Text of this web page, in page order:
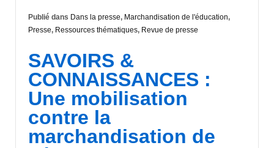
Publié dans Dans la presse, Marchandisation de l'éducation,
Presse, Ressources thématiques, Revue de presse
SAVOIRS &
CONNAISSANCES :
Une mobilisation
contre la
marchandisation de